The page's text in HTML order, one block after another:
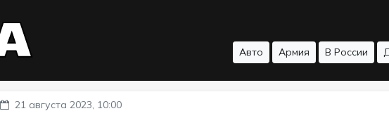
Авто Армия В России
21 августа 2023, 10:00